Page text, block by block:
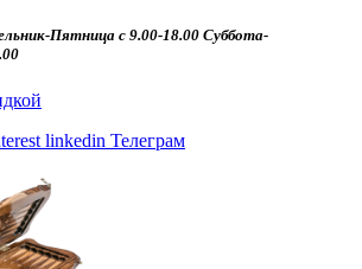
Пятница с 9.00-18.00 Суббота-
linkedin Телеграм